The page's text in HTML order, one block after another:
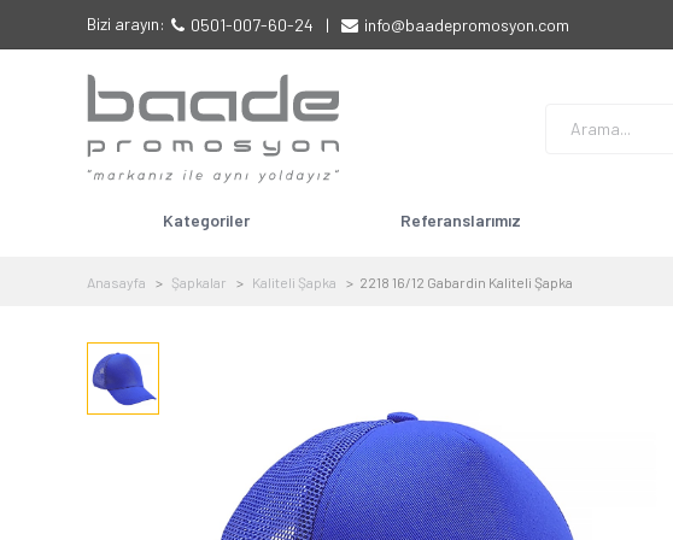
Bizi arayın: 0501-007-60-24 | info@baadepromosyon.com
Kategoriler Referanslarımız
Anasayfa Şapkalar Kaliteli Şapka 2218 16/12 Gabardin Kaliteli Şapka